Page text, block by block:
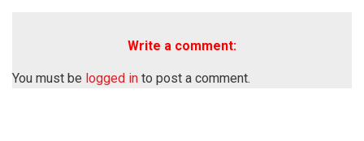
Write a comment:
You must be logged in to post a comment.